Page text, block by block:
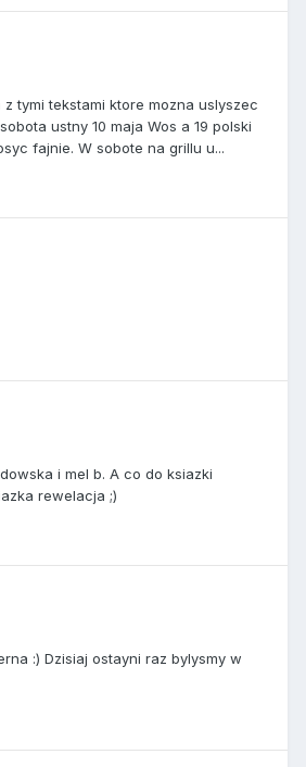
tymi tekstami ktore mozna uslyszec
ustny 10 maja Wos a 19 polski
fajnie. W sobote na grillu u...
i mel b. A co do ksiazki
rewelacja ;)
:) Dzisiaj ostayni raz bylysmy w